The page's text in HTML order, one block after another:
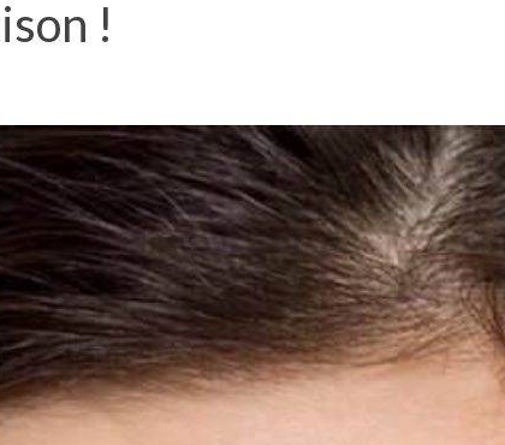
!